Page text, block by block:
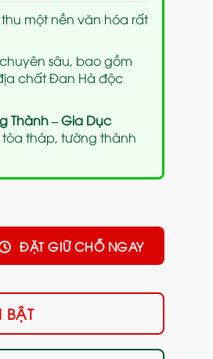
một nền văn hóa rất
sâu, bao gồm
chất Đan Hà độc
Thành – Gia Dục
tháp, tường thành
ĐẶT GIỮ CHỖ NGAY
BẬT